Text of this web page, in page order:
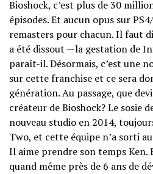
Bioshock, c’est plus de 30
épisodes. Et aucun opus sur
remasters pour chacun. Il faut
a été dissout —la gestation de
paraît-il. Désormais, c’est une
sur cette franchise et ce sera
génération. Au passage, que
créateur de Bioshock? Le sosie
nouveau studio en 2014,
Two, et cette équipe n’a sorti
Il aime prendre son temps Ken.
quand même près de 6 ans de